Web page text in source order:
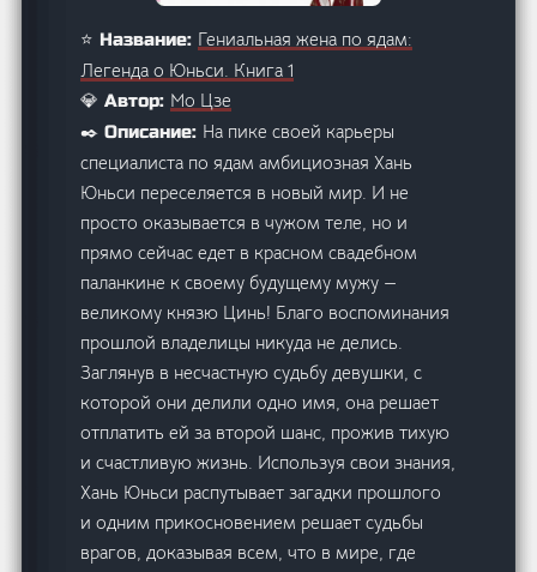
⭐ Название: Гениальная жена по ядам:
Легенда о Юньси. Книга 1
💎 Автор: Мо Цзе
✒️ Описание: На пике своей карьеры
специалиста по ядам амбициозная Хань
Юньси переселяется в новый мир. И не
просто оказывается в чужом теле, но и
прямо сейчас едет в красном свадебном
паланкине к своему будущему мужу —
великому князю Цинь! Благо воспоминания
прошлой владелицы никуда не делись.
Заглянув в несчастную судьбу девушки, с
которой они делили одно имя, она решает
отплатить ей за второй шанс, прожив тихую
и счастливую жизнь. Используя свои знания,
Хань Юньси распутывает загадки прошлого
и одним прикосновением решает судьбы
врагов, доказывая всем, что в мире, где